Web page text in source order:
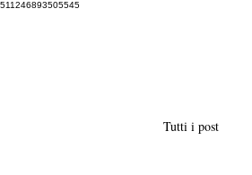
511246893505545
Tutti i post